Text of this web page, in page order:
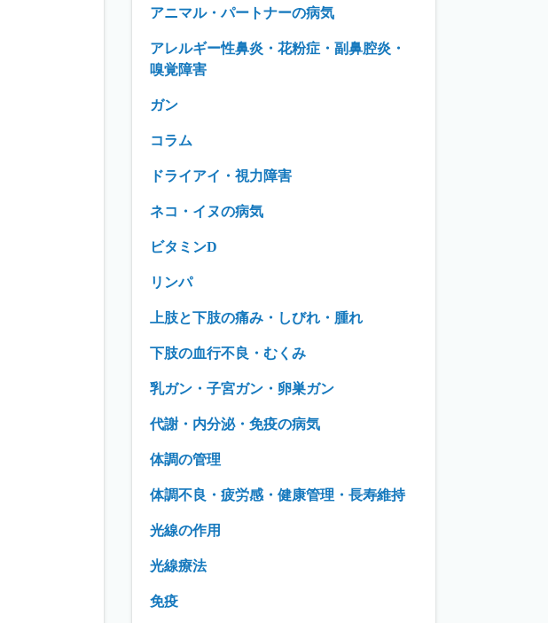
アニマル・パートナーの病気
アレルギー性鼻炎・花粉症・副鼻腔炎・
嗅覚障害
ガン
コラム
ドライアイ・視力障害
ネコ・イヌの病気
ビタミンD
リンパ
上肢と下肢の痛み・しびれ・腫れ
下肢の血行不良・むくみ
乳ガン・子宮ガン・卵巣ガン
代謝・内分泌・免疫の病気
体調の管理
体調不良・疲労感・健康管理・長寿維持
光線の作用
光線療法
免疫